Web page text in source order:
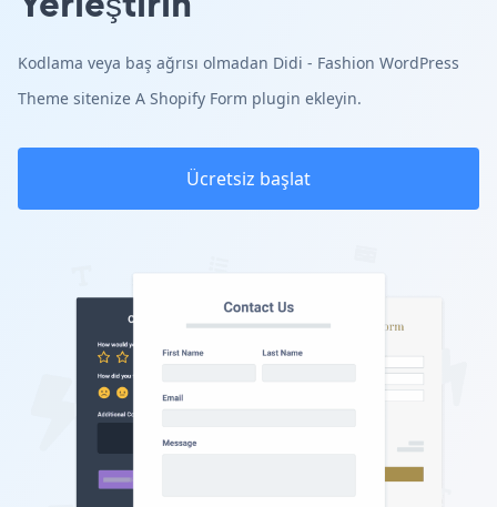
Kodlama veya baş ağrısı olmadan Didi - Fashion WordPress
Theme sitenize A Shopify Form plugin ekleyin.
Ücretsiz başlat